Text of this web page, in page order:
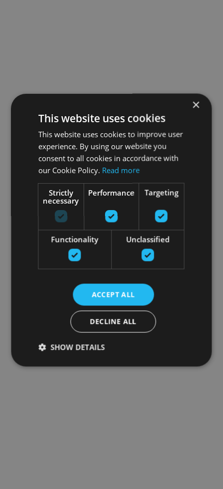
×
This website uses cookies
This website uses cookies to improve user
experience. By using our website you
consent to all cookies in accordance with
our Cookie Policy. Read more
Strictly
necessary
Performance Targeting
Functionality Unclassified
ACCEPT ALL
DECLINE ALL
SHOW DETAILS